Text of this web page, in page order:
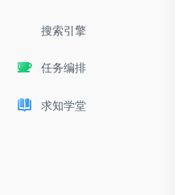
搜索引擎
任务编排
求知学堂